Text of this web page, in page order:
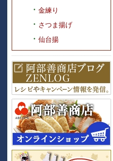
金練り
さつま揚げ
仙台揚